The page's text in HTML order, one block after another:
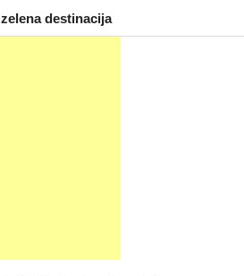
zelena destinacija